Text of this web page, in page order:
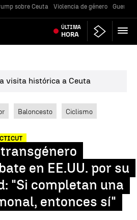
sobre Ceuta Violencia de género Guerra
ÚLTIMA
HORA
visita histórica a Ceuta
Baloncesto Ciclismo
en EE.UU. por su
"Si completan una
entonces sí"